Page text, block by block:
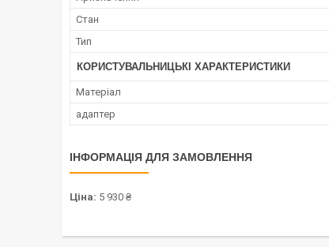
Стан
Тип
КОРИСТУВАЛЬНИЦЬКІ ХАРАКТЕРИСТИКИ
Матеріал
адаптер
ІНФОРМАЦІЯ ДЛЯ ЗАМОВЛЕННЯ
Ціна: 5 930 ₴